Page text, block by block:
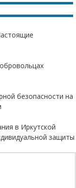
безопасности на
в Иркутской
защиты